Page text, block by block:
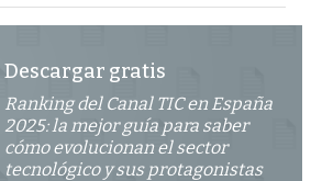
Descargar gratis
Ranking del Canal TIC en España
2025: la mejor guía para saber
cómo evolucionan el sector
tecnológico y sus protagonistas